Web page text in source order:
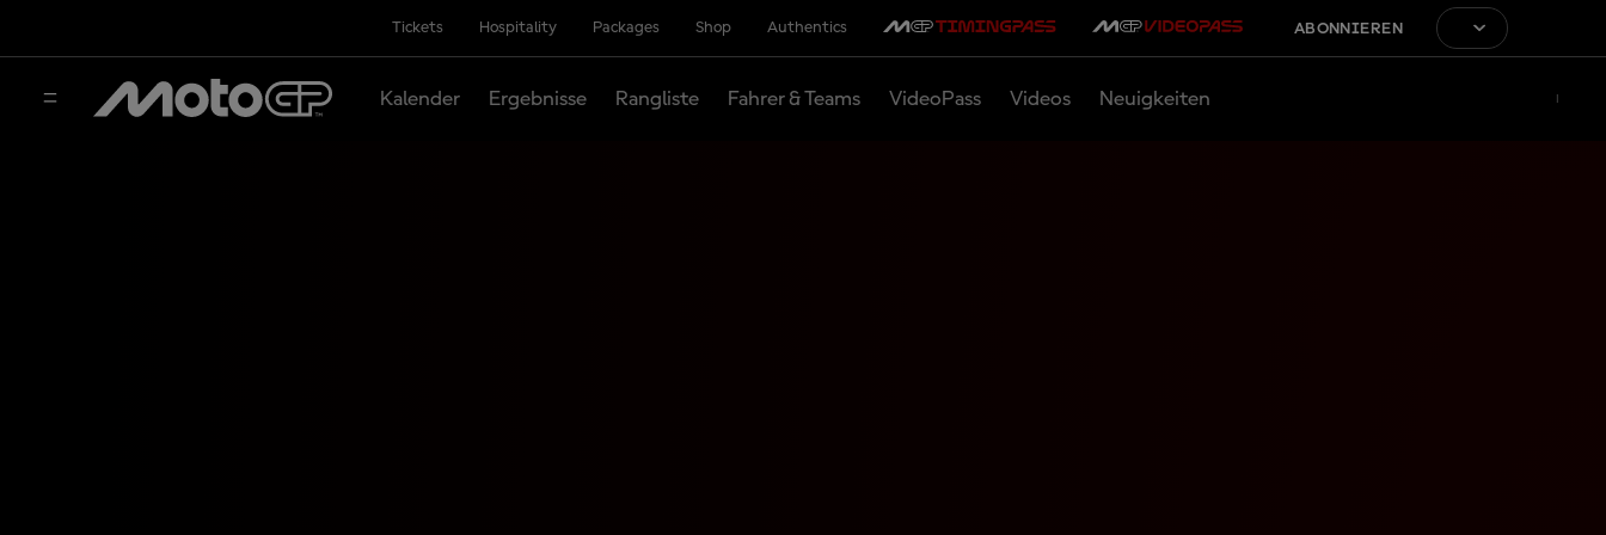
Tickets Hospitality Packages Shop Authentics ABONNIEREN
Kalender Ergebnisse Rangliste Fahrer & Teams VideoPass Videos Neuigkeiten